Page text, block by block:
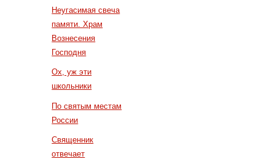
Неугасимая свеча
памяти. Храм
Вознесения
Господня
Ох, уж эти
школьники
По святым местам
России
Священник
отвечает